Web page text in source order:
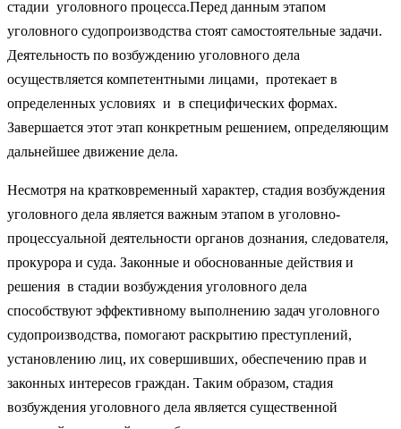
стадии уголовного процесса.Перед данным этапом
уголовного судопроизводства стоят самостоятельные задачи.
Деятельность по возбуждению уголовного дела
осуществляется компетентными лицами, протекает в
определенных условиях и в специфических формах.
Завершается этот этап конкретным решением, определяющим
дальнейшее движение дела.
Несмотря на кратковременный характер, стадия возбуждения
уголовного дела является важным этапом в уголовно-
процессуальной деятельности органов дознания, следователя,
прокурора и суда. Законные и обоснованные действия и
решения в стадии возбуждения уголовного дела
способствуют эффективному выполнению задач уголовного
судопроизводства, помогают раскрытию преступлений,
установлению лиц, их совершивших, обеспечению прав и
законных интересов граждан. Таким образом, стадия
возбуждения уголовного дела является существенной